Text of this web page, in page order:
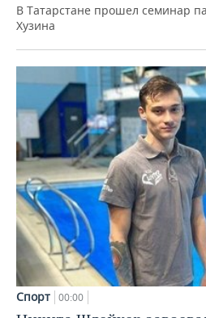
В Татарстане прошел семинар
Хузина
Спорт 00:00